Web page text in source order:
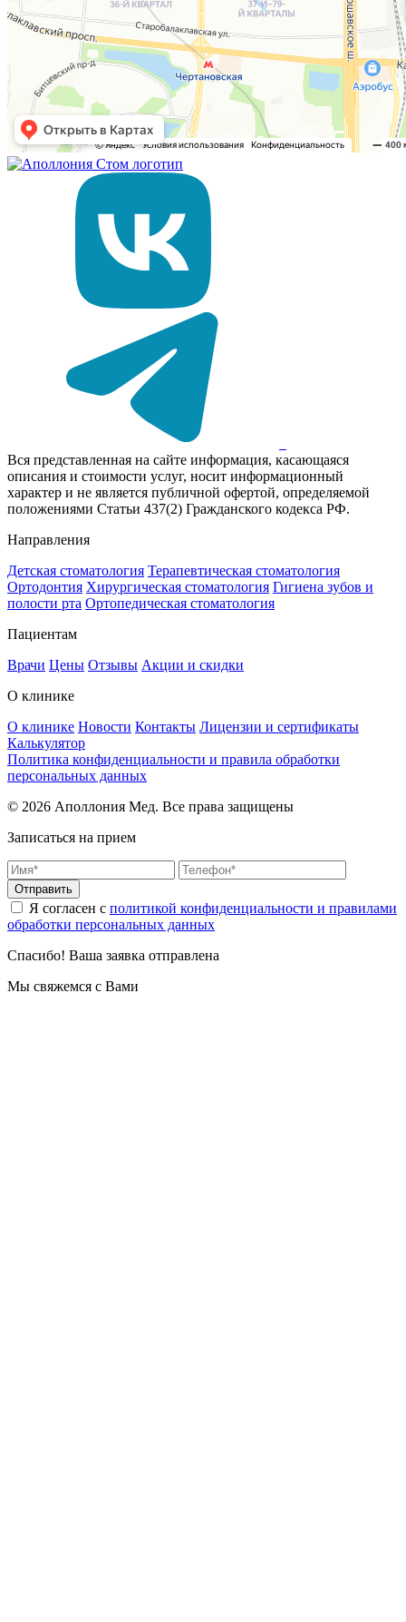
Вся представленная на сайте информация, касающаяся
описания и стоимости услуг, носит информационный
характер и не является публичной офертой, определяемой
положениями Статьи 437(2) Гражданского кодекса РФ.
Направления
Детская стоматология Терапевтическая стоматология
Ортодонтия Хирургическая стоматология Гигиена зубов и
полости рта Ортопедическая стоматология
Пациентам
Врачи Цены Отзывы Акции и скидки
О клинике
О клинике Новости Контакты Лицензии и сертификаты
Калькулятор
Политика конфиденциальности и правила обработки
персональных данных
© 2026 Аполлония Мед. Все права защищены
Записаться на прием
Отправить
Я согласен с политикой конфиденциальности и правилами
обработки персональных данных
Спасибо! Ваша заявка отправлена
Мы свяжемся с Вами